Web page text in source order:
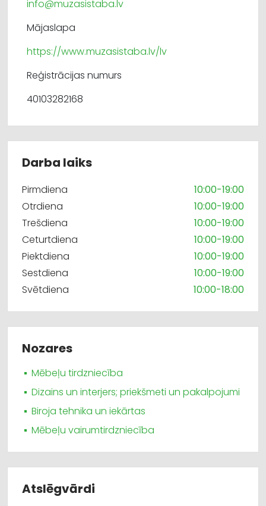
info@muzasistaba.lv
Mājaslapa
https://www.muzasistaba.lv/lv
Reģistrācijas numurs
40103282168
Darba laiks
Pirmdiena
10:00-19:00
Otrdiena
10:00-19:00
Trešdiena
10:00-19:00
Ceturtdiena
10:00-19:00
Piektdiena
10:00-19:00
Sestdiena
10:00-19:00
Svētdiena
10:00-18:00
Nozares
Mēbeļu tirdzniecība
Dizains un interjers; priekšmeti un pakalpojumi
Biroja tehnika un iekārtas
Mēbeļu vairumtirdzniecība
Atslēgvārdi